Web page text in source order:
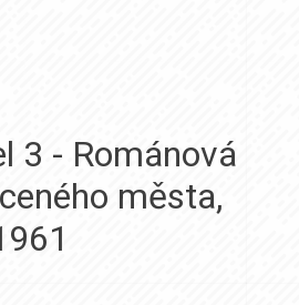
3 - Románová
města,